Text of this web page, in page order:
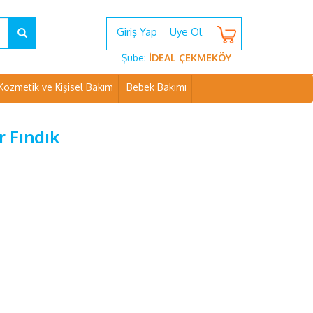
Giriş Yap Üye Ol
Şube: İDEAL ÇEKMEKÖY
ve Kişisel Bakım Bebek Bakımı